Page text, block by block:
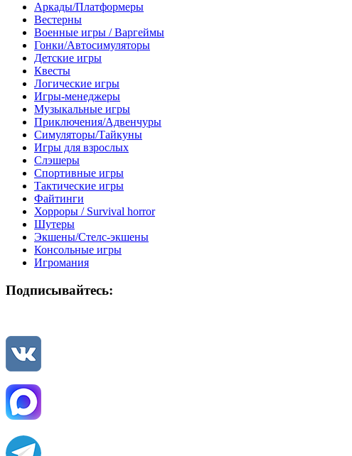
Аркады/Платформеры
Вестерны
Военные игры / Варгеймы
Гонки/Автосимуляторы
Детские игры
Квесты
Логические игры
Игры-менеджеры
Музыкальные игры
Приключения/Адвенчуры
Симуляторы/Тайкуны
Игры для взрослых
Слэшеры
Спортивные игры
Тактические игры
Файтинги
Хорроры / Survival horror
Шутеры
Экшены/Стелс-экшены
Консольные игры
Игромания
Подписывайтесь: